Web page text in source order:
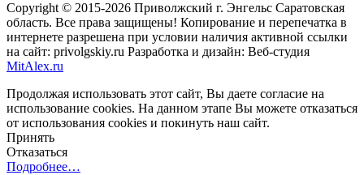
Copyright © 2015-2026 Приволжский г. Энгельс Саратовская
область. Все права защищены! Копирование и перепечатка в
интернете разрешена при условии наличия активной ссылки
на сайт: privolgskiy.ru Разработка и дизайн: Веб-студия
MitAlex.ru
Продолжая использовать этот сайт, Вы даете согласие на
использование cookies. На данном этапе Вы можете отказаться
от использования cookies и покинуть наш сайт.
Принять
Отказаться
Подробнее…